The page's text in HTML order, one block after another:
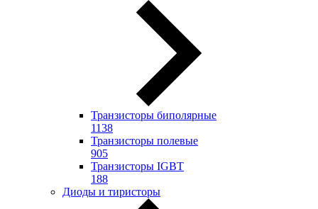
Транзисторы биполярные
1138
Транзисторы полевые
905
Транзисторы IGBT
188
Диоды и тиристоры